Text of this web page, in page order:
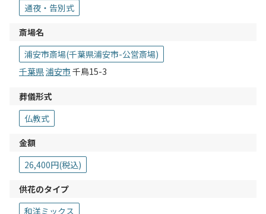
通夜・告別式
斎場名
浦安市斎場(千葉県浦安市-公営斎場)
千葉県浦安市 千鳥15-3
葬儀形式
仏教式
金額
26,400円(税込)
供花のタイプ
和洋ミックス